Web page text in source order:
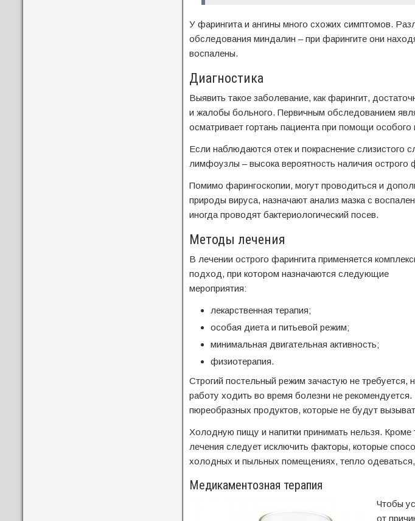
У фарингита и ангины много схожих симптомов.
обследования миндалин – при фарингите они
воспалены.
Диагностика
Выявить такое заболевание, как фарингит,
и жалобы больного. Первичным обследованием
осматривает гортань пациента при помощи особого
Если наблюдаются отек и покраснение слизистого
лимфоузлы – высока вероятность наличия острого
Помимо фарингоскопии, могут проводиться и
природы вируса, назначают анализ мазка с
иногда проводят бактериологический посев.
Методы лечения
В лечении острого фарингита применяется
подход, при котором назначаются следующие
мероприятия:
лекарственная терапия;
особая диета и питьевой режим;
минимальная двигательная активность;
физиотерапия.
Строгий постельный режим зачастую не требуется,
работу ходить во время болезни не
пюреобразных продуктов, которые не будут
Холодную пищу и напитки принимать нельзя.
лечения следует исключить факторы, которые
холодных и пыльных помещениях, тепло одеваться,
Медикаментозная терапия
Чтобы
от